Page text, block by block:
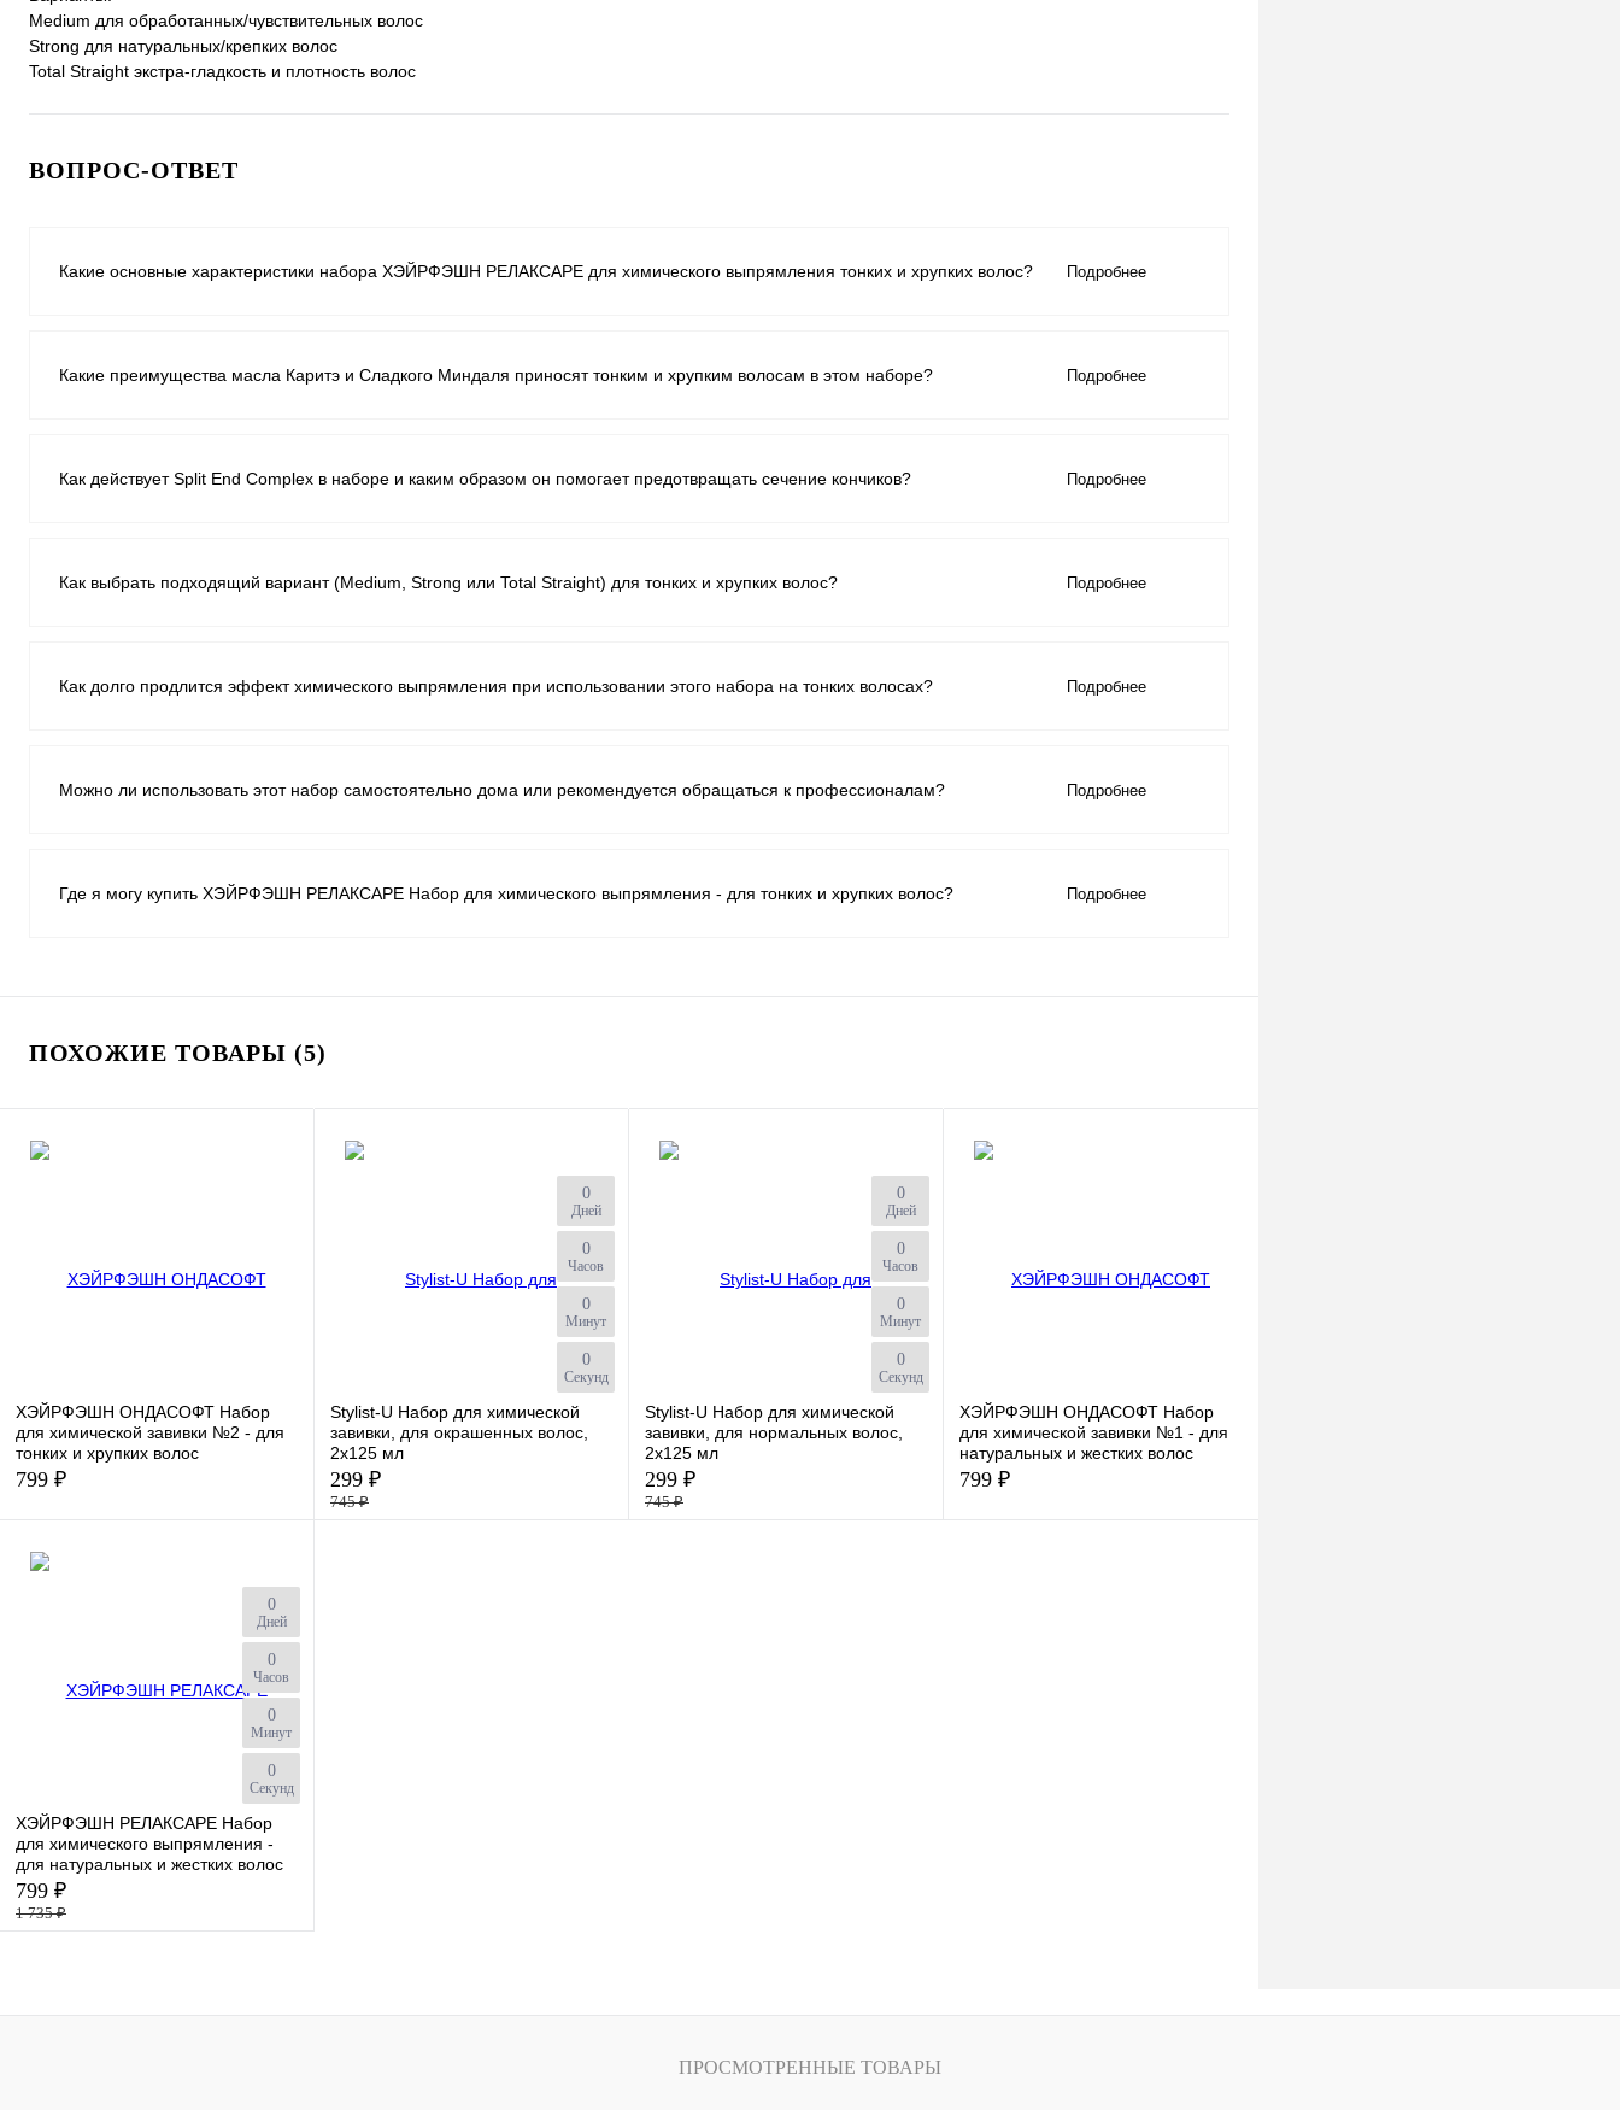
Medium для обработанных/чувствительных волос
Strong для натуральных/крепких волос
Total Straight экстра-гладкость и плотность волос
ВОПРОС-ОТВЕТ
Какие основные характеристики набора ХЭЙРФЭШН РЕЛАКСАРЕ для химического выпрямления тонких и хрупких волос?
Подробнее
Какие преимущества масла Каритэ и Сладкого Миндаля приносят тонким и хрупким волосам в этом наборе?
Подробнее
Как действует Split End Complex в наборе и каким образом он помогает предотвращать сечение кончиков?
Подробнее
Как выбрать подходящий вариант (Medium, Strong или Total Straight) для тонких и хрупких волос?
Подробнее
Как долго продлится эффект химического выпрямления при использовании этого набора на тонких волосах?
Подробнее
Можно ли использовать этот набор самостоятельно дома или рекомендуется обращаться к профессионалам?
Подробнее
Где я могу купить ХЭЙРФЭШН РЕЛАКСАРЕ Набор для химического выпрямления - для тонких и хрупких волос?
Подробнее
ПОХОЖИЕ ТОВАРЫ (5)
ХЭЙРФЭШН ОНДАСОФТ Набор
для химической завивки №2 - для
тонких и хрупких волос
799 ₽
К сравнению
0
Дней
0
Часов
0
Минут
0
Секунд
Stylist-U Набор для химической
завивки, для окрашенных волос,
2x125 мл
299 ₽
745 ₽
0
Дней
0
Часов
0
Минут
0
Секунд
Stylist-U Набор для химической
завивки, для нормальных волос,
2x125 мл
299 ₽
745 ₽
ХЭЙРФЭШН ОНДАСОФТ Набор
для химической завивки №1 - для
натуральных и жестких волос
799 ₽
0
Дней
0
Часов
0
Минут
0
Секунд
ХЭЙРФЭШН РЕЛАКСАРЕ Набор
для химического выпрямления -
для натуральных и жестких волос
799 ₽
1 735 ₽
ПРОСМОТРЕННЫЕ ТОВАРЫ